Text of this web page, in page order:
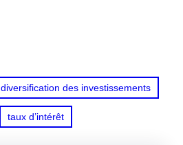
diversification des investissements
taux d’intérêt